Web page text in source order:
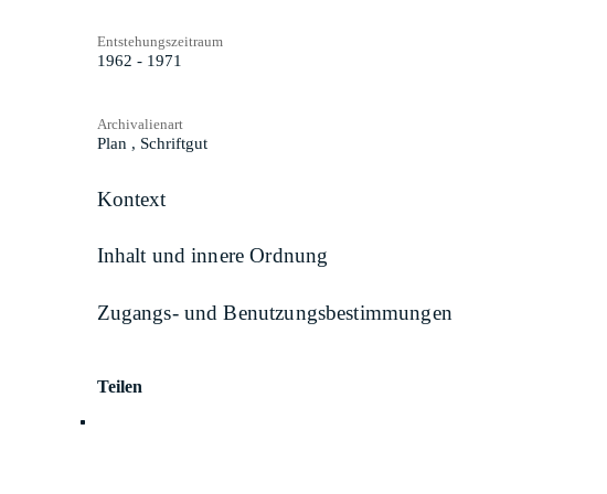
Entstehungszeitraum
1962 - 1971
Archivalienart
Plan , Schriftgut
Kontext
Inhalt und innere Ordnung
Zugangs- und Benutzungsbestimmungen
Teilen